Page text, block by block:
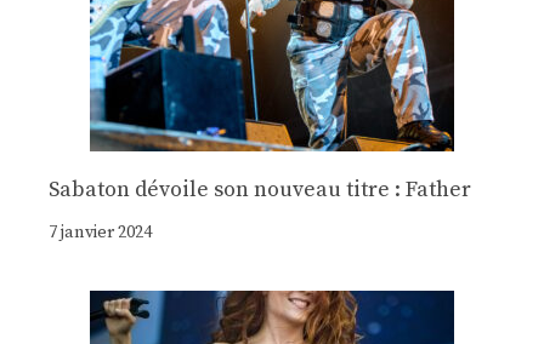
Sabaton dévoile son nouveau titre : Father
7 janvier 2024